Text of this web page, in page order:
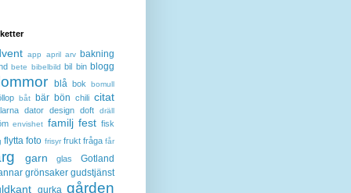
app april arv bakning
bete bibelbild bil bin blogg
blå bok bomull
båt bär bön chili citat
dator design doft dräll
envishet familj fest fisk
flytta foto frisyr frukt fråga får
garn glas
Gotland
grönsaker gudstjänst
gurka gården